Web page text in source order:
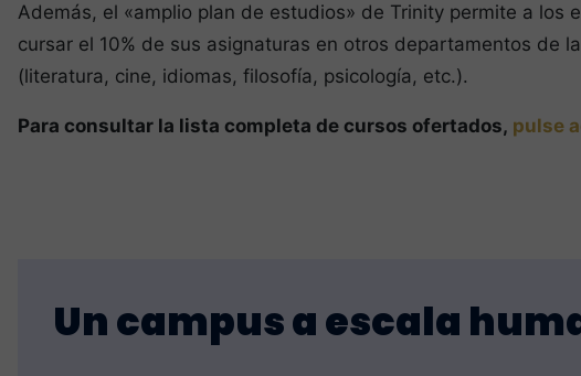
Además, el «amplio plan de estudios» de Trinity permite a los
cursar el 10% de sus asignaturas en otros departamentos de
(literatura, cine, idiomas, filosofía, psicología, etc.).
Para consultar la lista completa de cursos ofertados, pulse
Un campus a escala